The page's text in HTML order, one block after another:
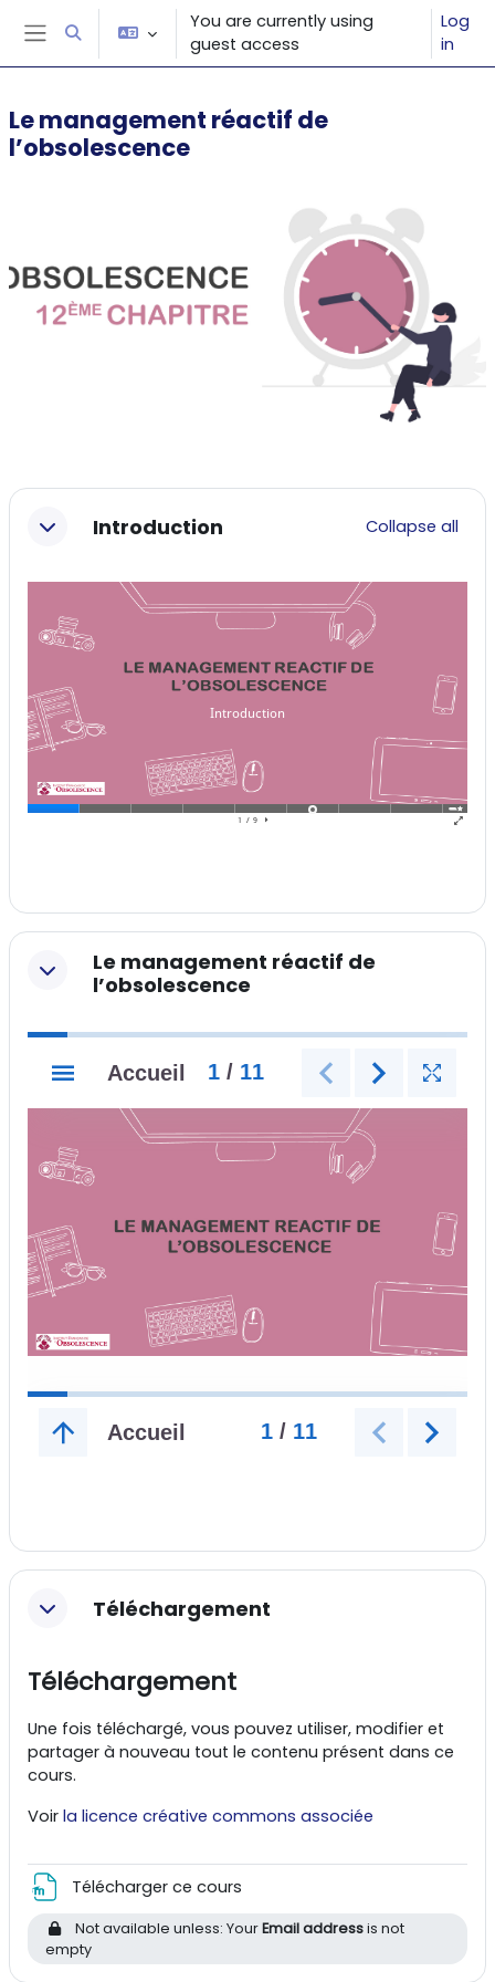
Skip to main content
Side panel
Toggle search input
You are currently using
guest access
Log
in
Le management réactif de
l’obsolescence
Section outline
Introduction Collapse all
Le management réactif de
l’obsolescence
Téléchargement
Téléchargement
Une fois téléchargé, vous pouvez utiliser, modifier et
partager à nouveau tout le contenu présent dans ce
cours.
Voir la licence créative commons associée
Télécharger ce cours
Not available unless: YourEmail addressis not
empty